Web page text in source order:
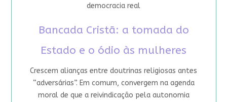
democracia real
Bancada Cristã: a tomada do
Estado e o ódio às mulheres
Crescem alianças entre doutrinas religiosas antes
“adversárias”. Em comum, convergem na agenda
moral de que a reivindicação pela autonomia